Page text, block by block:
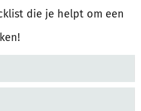
die je helpt om een